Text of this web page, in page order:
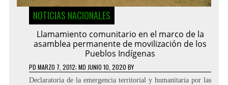
NOTICIAS NACIONALES
Llamamiento comunitario en el marco de la
asamblea permanente de movilización de los
Pueblos Indígenas
PD MARZO 7, 2012; MD JUNIO 10, 2020 BY
Declaratoria de la emergencia territorial y humanitaria por las